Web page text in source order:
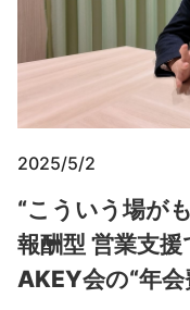
2025/5/2
“こういう場が
報酬型 営業支援
AKEY会の“年